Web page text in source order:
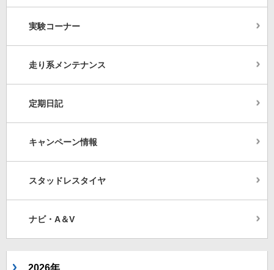
実験コーナー
走り系メンテナンス
定期日記
キャンペーン情報
スタッドレスタイヤ
ナビ・A＆V
2026年